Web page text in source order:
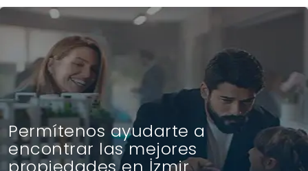
Permítenos ayudarte a
encontrar las mejores